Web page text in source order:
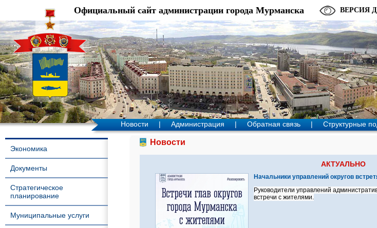
Официальный сайт администрации города Мурманска ВЕРСИЯ
Новости | Администрация | Обратная связь | Структурные
Экономика
Документы
Стратегическое
планирование
Муниципальные услуги
Новости
АКТУАЛЬНО
Начальники управлений округов
Руководители управлений
встречи с жителями.